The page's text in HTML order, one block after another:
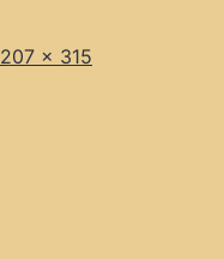
207 × 315